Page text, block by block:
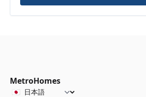
MetroHomes